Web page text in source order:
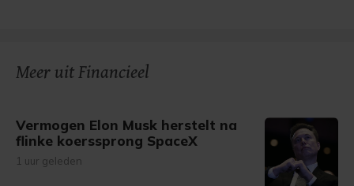
Meer uit Financieel
Vermogen Elon Musk herstelt na
flinke koerssprong SpaceX
1 uur geleden